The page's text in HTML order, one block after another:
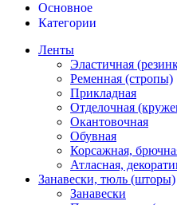
Основное
Категории
Ленты
Эластичная
Ременная (стропы)
Прикладная
Отделочная
Окантовочная
Обувная
Корсажная,
Атласная,
Занавески, тюль (шторы)
Занавески